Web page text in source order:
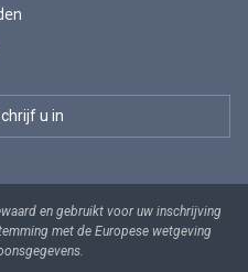
en gebruikt voor uw inschrijving
met de Europese wetgeving